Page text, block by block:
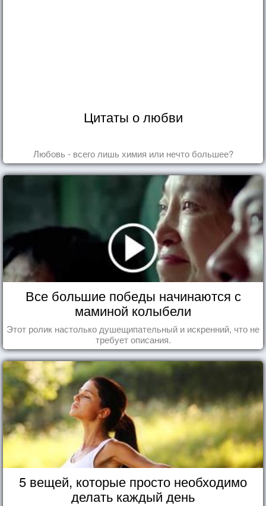
Цитаты о любви
Любовь - всего лишь химия или нечто большее?
Все большие победы начинаются с
маминой колыбели
Этот ролик настолько душещипательный и искренний, что не
требует описания.
5 вещей, которые просто необходимо
делать каждый день